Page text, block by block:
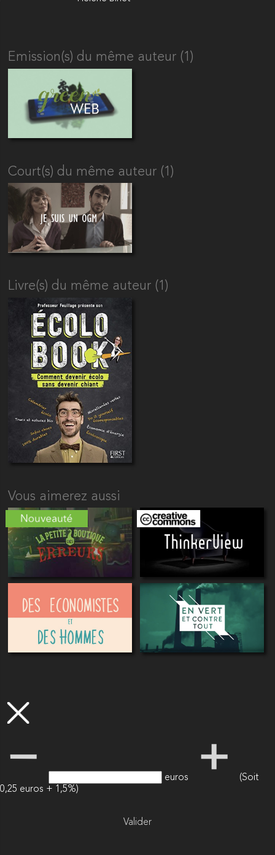
Emission(s) du même auteur (1)
Court(s) du même auteur (1)
Livre(s) du même auteur (1)
Vous aimerez aussi
euros
(Soit
0,25 euros + 1,5%)
Valider